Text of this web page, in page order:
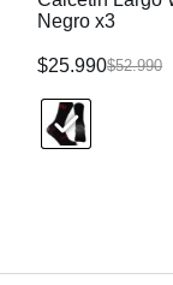
Negro x3
$52.990
$25.990